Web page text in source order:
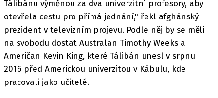
Tálibánu výměnou za dva univerzitní profesory, aby
otevřela cestu pro přímá jednání," řekl afghánský
prezident v televizním projevu. Podle něj by se měli
na svobodu dostat Australan Timothy Weeks a
Američan Kevin King, které Tálibán unesl v srpnu
2016 před Americkou univerzitou v Kábulu, kde
pracovali jako učitelé.